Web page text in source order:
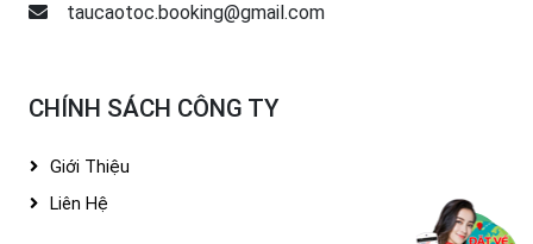
taucaotoc.booking@gmail.com
CHÍNH SÁCH CÔNG TY
Giới Thiệu
Liên Hệ